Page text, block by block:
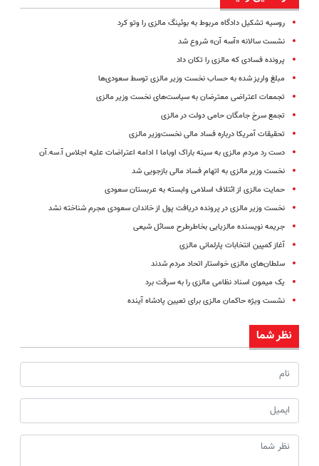
روسیه تشکیل دادگاه مربوط به بوئینگ مالزی را وتو کرد
نشست سالانه «آسه آن» شروع شد
پرونده فسادی که مالزی را تکان داد
مبلغ واریز شده به حساب نخست وزیر مالزی توسط سعودی‌ها
تجمعات اعتراضی معترضان به سیاست‌های نخست وزیر مالزی
تجمع سرخ جامگان حامی دولت در مالزی
تحقیقات آمریکا درباره فساد مالی نخست‌وزیر مالزی
دست رد مردم مالزی به سینه باراک اوباما ا ادامه اعتراضات علیه اجلاس آ.سه.آن
نخست وزیر مالزی به اتهام فساد مالی بازجویی شد
حمایت مالزی از ائتلاف اسلامی وابسته به عربستان سعودی
نخست وزیر مالزی در پرونده دریافت پول از خاندان سعودی مجرم شناخته نشد
جریمه نویسنده مالزیایی بخاطرطرح مسائل شیعی
آغاز کمپین انتخابات پارلمانی مالزی
سلطان‌های مالزی خواستار اتحاد مردم شدند
یک میمون اسناد نظامی مالزی را به سرقت برد
نشست ویژه حاکمان مالزی برای تعیین پادشاه آینده
نظر شما